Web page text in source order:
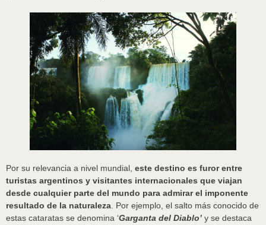
Por su relevancia a nivel mundial, este destino es furor entre
turistas argentinos y visitantes internacionales que viajan
desde cualquier parte del mundo para admirar el imponente
resultado de la naturaleza. Por ejemplo, el salto más conocido de
estas cataratas se denomina ‘Garganta del Diablo’ y se destaca